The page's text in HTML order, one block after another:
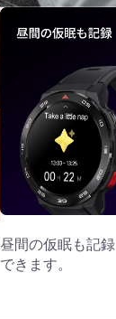
昼間の仮眠も記録
できます。